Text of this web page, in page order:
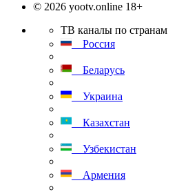
© 2026 yootv.online 18+
ТВ каналы по странам
Россия
Беларусь
Украина
Казахстан
Узбекистан
Армения